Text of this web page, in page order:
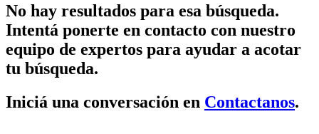
No hay resultados para esa búsqueda.
Intentá ponerte en contacto con nuestro
equipo de expertos para ayudar a acotar
tu búsqueda.
Iniciá una conversación en Contactanos.